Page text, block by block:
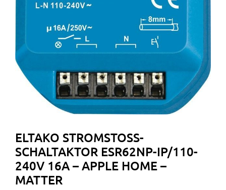
ELTAKO STROMSTOSS-S
CHALTAKTOR ESR62NP-IP/110-2
40V 16A – APPLE HOME – M
ATTER